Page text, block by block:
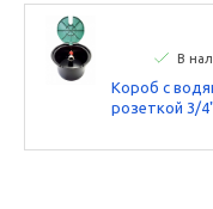
В
Короб с
розеткой 3/4"